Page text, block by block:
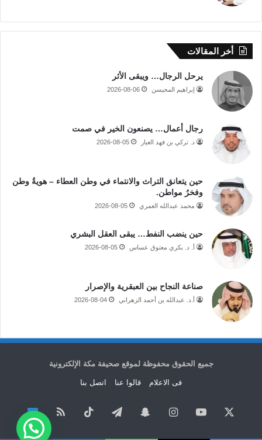
أخر المقالات
يرحل الرجال… ويبقى الأثر
إبراهيم المحيسن 2026-08-06
رجال أعمال… يصنعون الخير في صمت
د. تركي بن فهد العيار 2026-08-05
حين يتعانق التراث والانتماء في وطن العطاء – هويةُ وطن
وفخرُ مواطن.
محمد عبدالله العمري 2026-08-05
حين ينضب النفط… يبقى العقل البشري
أ. د. بكري معتوق عساس 2026-08-05
صناعة النجاح بين العبقرية والإصرار
أ.د. عبدالله بن أحمد الزهراني 2026-08-04
جميع الحقوق محفوظة لموقع صحيفة مكة الإلكترونية
فى الاعلام قالوا عنا اتصل بنا
‫YouTubeانستقرامسناب تيلقرام ‫TikTok ملخص